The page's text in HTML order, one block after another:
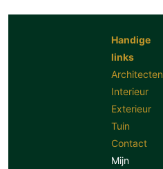
Handige
links
Architecten
Interieur
Exterieur
Tuin
Contact
Mijn